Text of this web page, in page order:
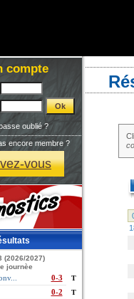
compte
oublié ?
encore membre ?
vous
(2026/2027)
journèe
0-3 T
0-2 T